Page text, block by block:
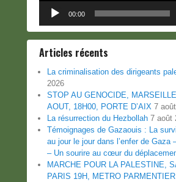
00:00
Articles récents
La criminalisation des dirigeants
2026
STOP AU GENOCIDE,
AOUT, 18H00, PORTE D’AIX 7
La résurrection du Hezbollah 7 août
Témoignages de Gazaouis : La
au jour le jour dans l’enfer de Gaza
– Un sourire au cœur du
MARCHE POUR LA PALESTINE,
PARIS 19H, METRO PARMENTIER